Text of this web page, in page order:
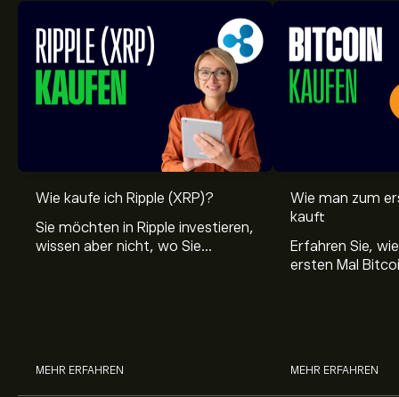
Wie kaufe ich Ripple (XRP)?
Sie möchten in Ripple investieren,
wissen aber nicht, wo Sie
MEHR ERFAHREN
Wie man zum
kauft
Erfahren Sie,
ersten Mal
MEHR ERFAHREN